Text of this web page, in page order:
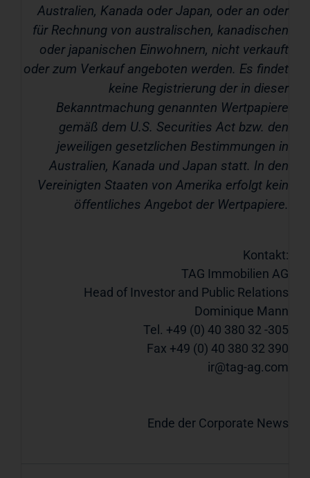
Australien, Kanada oder Japan, oder an oder
für Rechnung von australischen, kanadischen
oder japanischen Einwohnern, nicht verkauft
oder zum Verkauf angeboten werden. Es findet
keine Registrierung der in dieser
Bekanntmachung genannten Wertpapiere
gemäß dem U.S. Securities Act bzw. den
jeweiligen gesetzlichen Bestimmungen in
Australien, Kanada und Japan statt. In den
Vereinigten Staaten von Amerika erfolgt kein
öffentliches Angebot der Wertpapiere.
Kontakt:
TAG Immobilien AG
Head of Investor and Public Relations
Dominique Mann
Tel. +49 (0) 40 380 32 -305
Fax +49 (0) 40 380 32 390
ir@tag-ag.com
Ende der Corporate News